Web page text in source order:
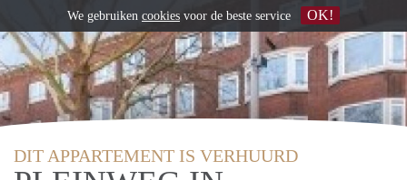
DIT APPARTEMENT IS VERHUURD
We gebruiken cookies voor de beste service OK!